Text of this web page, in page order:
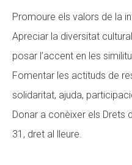
Promoure els valors de la
Apreciar la diversitat
posar l’accent en les
Fomentar les actituds de
solidaritat, ajuda,
Donar a conèixer els Drets
31, dret al lleure.